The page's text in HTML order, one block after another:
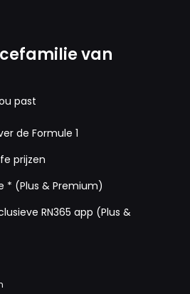
van
past
de Formule 1
prijzen
* (Plus & Premium)
RN365 app (Plus &